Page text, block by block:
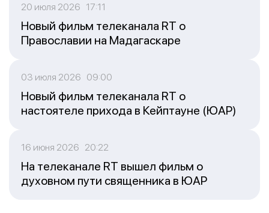
20 июля 2026 17:11
Новый фильм телеканала RT о
Православии на Мадагаскаре
03 июля 2026 09:00
Новый фильм телеканала RT о
настоятеле прихода в Кейптауне (ЮАР)
16 июня 2026 20:22
На телеканале RT вышел фильм о
духовном пути священника в ЮАР